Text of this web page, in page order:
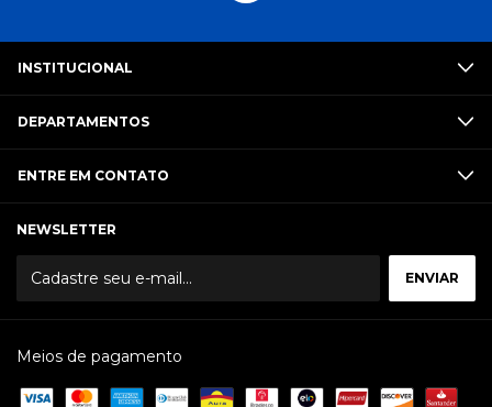
INSTITUCIONAL
DEPARTAMENTOS
ENTRE EM CONTATO
NEWSLETTER
Meios de pagamento